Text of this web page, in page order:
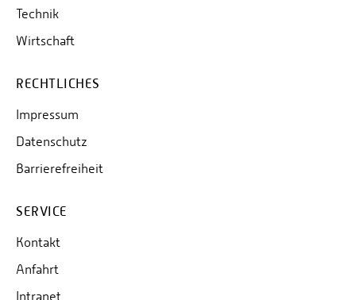
Technik
Wirtschaft
RECHTLICHES
Impressum
Datenschutz
Barrierefreiheit
SERVICE
Kontakt
Anfahrt
Intranet